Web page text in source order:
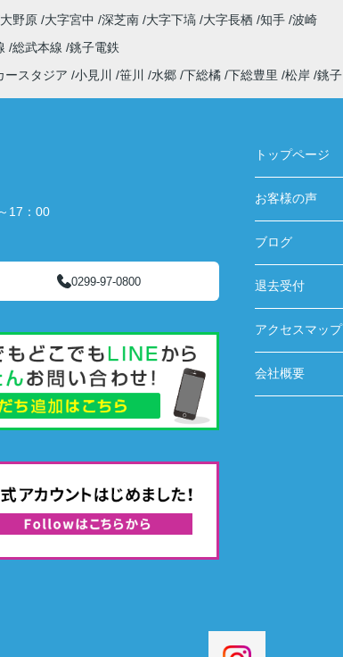
大野原 大字宮中 深芝南 大字下塙 大字長栖 知手 波崎
総武本線 銚子電鉄
ースタジア 小見川 笹川 水郷 下総橘 下総豊里 松岸 銚子
17：00
0299-97-0800
トップページ
お客様の声
ブログ
退去受付
アクセスマップ
会社概要